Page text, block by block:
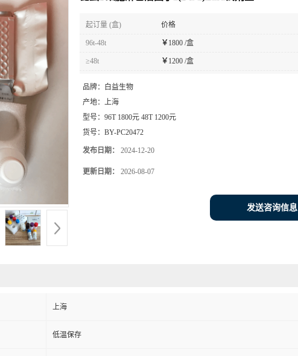
起订量 (盒) 价格
96t-48t ￥ 1800 /盒
≥48t ￥ 1200 /盒
品牌：
白益生物
产地： 上海
型号： 96T 1800元 48T 1200元
货号： BY-PC20472
发布日期： 2024-12-20
更新日期： 2026-08-07
发送咨询信息
上海
低温保存